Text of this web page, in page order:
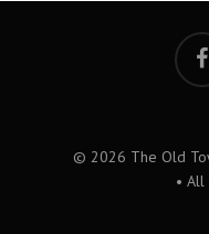
© 2026 The Old
• All